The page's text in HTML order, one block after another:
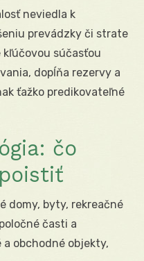
neviedla k
prevádzky či strate
súčasťou
dopĺňa rezervy a
ťažko predikovateľné
čo
domy, byty, rekreačné
časti a
a obchodné objekty,